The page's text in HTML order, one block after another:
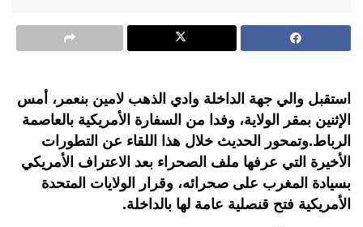
استقبل والي جهة الداخلة وادي الذهب لامين بنعمر، أمس
الإثنين بمقر الولاية، وفدا من السفارة الأمريكية بالعاصمة
الرباط.وتمحور الحديث خلال هذا اللقاء عن التطورات
الأخيرة التي عرفها ملف الصحراء بعد الاعتراف الأمريكي
بسيادة المغرب على صحرائه، وقرار الولايات المتحدة
الأمريكية فتح قنصلية عامة لها بالداخلة.